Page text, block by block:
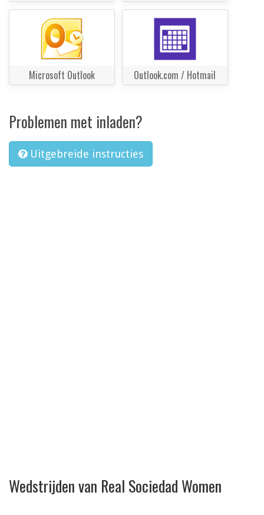
Microsoft Outlook Outlook.com / Hotmail
Problemen met inladen?
Uitgebreide instructies
Wedstrijden van Real Sociedad Women